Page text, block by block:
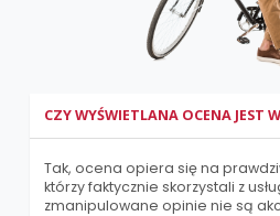
CZY WYŚWIETLANA OCENA JEST
Tak, ocena opiera się na
którzy faktycznie skorzystali z
zmanipulowane opinie nie są